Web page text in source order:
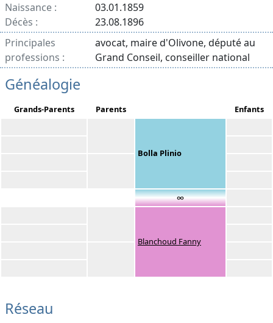
Naissance :
03.01.1859
Décès :
23.08.1896
Principales
professions :
avocat, maire d'Olivone, député au
Grand Conseil, conseiller national
Généalogie
Grands-Parents Parents Enfants
Bolla Plinio
∞
Blanchoud Fanny
Réseau